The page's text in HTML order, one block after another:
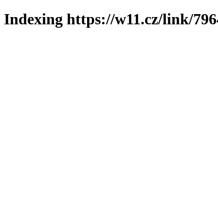
Indexing https://w11.cz/link/